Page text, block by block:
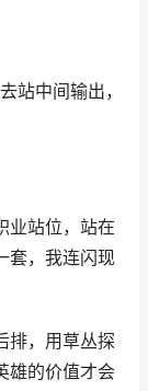
站中间输出，
业站位，站在
套，我连闪现
排，用草丛探
雄的价值才会